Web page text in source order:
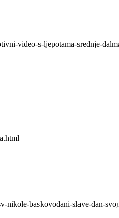
video-s-ljepotama-srednje-
nikole-baskovodani-slave-dan-